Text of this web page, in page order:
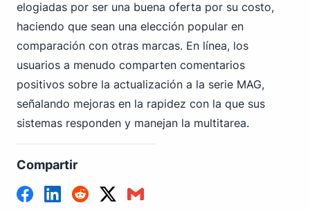
elogiadas por ser una buena oferta por su costo,
haciendo que sean una elección popular en
comparación con otras marcas. En línea, los
usuarios a menudo comparten comentarios
positivos sobre la actualización a la serie MAG,
señalando mejoras en la rapidez con la que sus
sistemas responden y manejan la multitarea.
Compartir